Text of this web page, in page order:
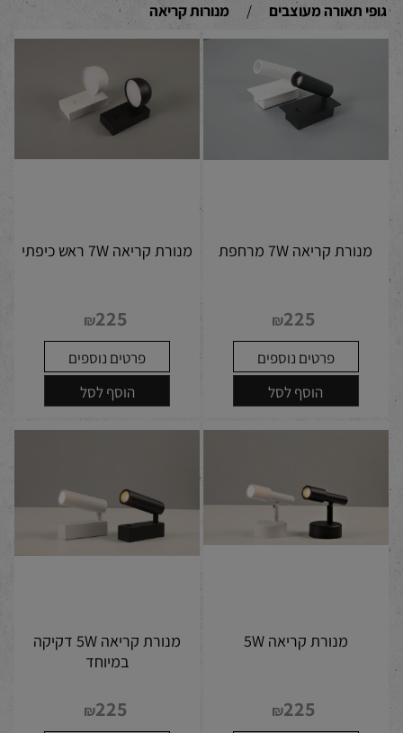
גופי תאורה מעוצבים / מנורות קריאה
מנורת קריאה 7W מרחפת
₪225
פרטים נוספים
הוסף לסל
מנורת קריאה 7W ראש כיפתי
₪225
פרטים נוספים
הוסף לסל
מנורת קריאה 5W
₪225
מנורת קריאה 5W דקיקה
במיוחד
₪225